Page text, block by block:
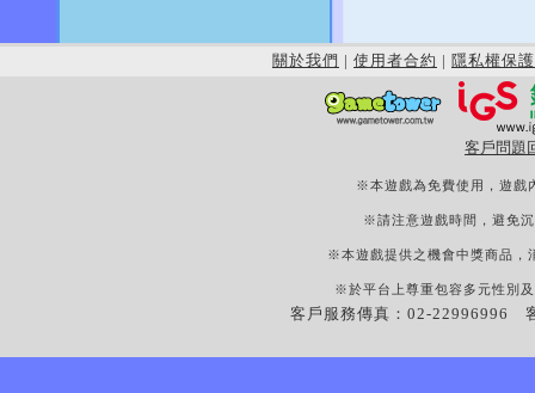
關於我們 | 使用者合約 | 隱私權保護
客戶問題
※本遊戲為免費使用，遊戲
※請注意遊戲時間，避免
※本遊戲提供之機會中獎商品，
※於平台上尊重包容多元性別
客戶服務傳真：02-22996996